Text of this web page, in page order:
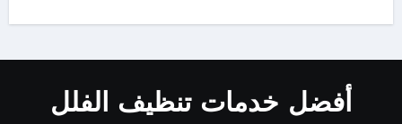
أفضل خدمات تنظيف الفلل